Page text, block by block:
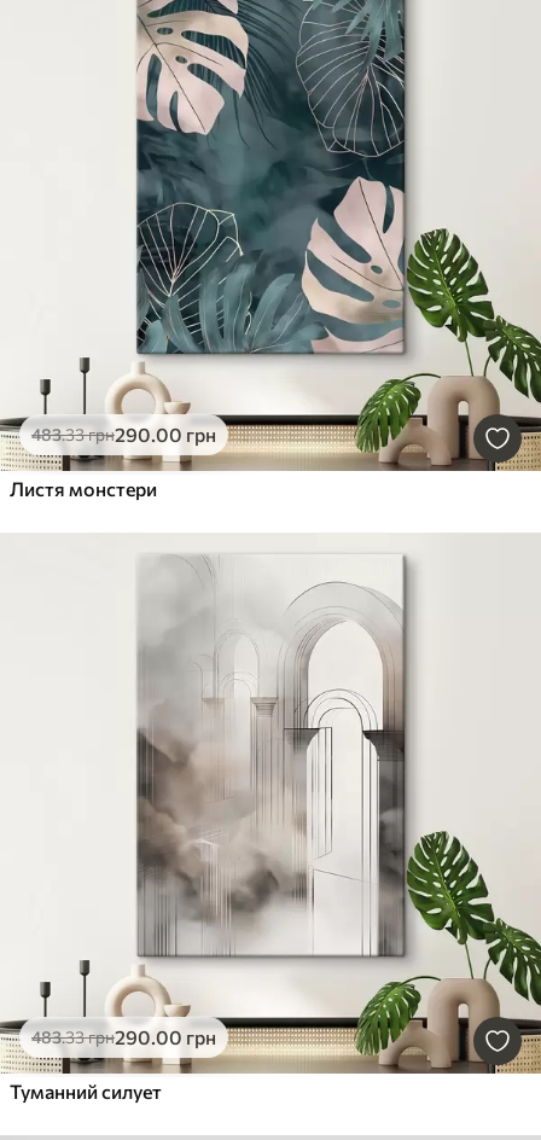
483.33грн290.00 грн
Листя монстери
483.33грн290.00 грн
Туманний силует